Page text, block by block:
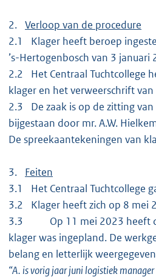
2. Verloop van de procedure
2.1 Klager heeft beroep
’s-Hertogenbosch van 3
2.2 Het Centraal Tuchtcollege
klager en het verweerschrift
2.3 De zaak is op de zitting
bijgestaan door mr. A.W.
De spreekaantekeningen van
3. Feiten
3.1 Het Centraal Tuchtcollege
3.2 Klager heeft zich op 8 mei
3.3 Op 11 mei 2023 heeft de
klager was ingepland. De
belang en letterlijk
“A. is vorig jaar juni logistiek